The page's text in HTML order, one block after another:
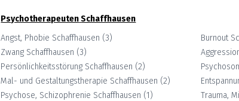
Psychotherapeuten Schaffhausen
Angst, Phobie Schaffhausen (3) Burnout
Zwang Schaffhausen (3)
Persönlichkeitsstörung Schaffhausen (2)
Mal- und Gestaltungstherapie Schaffhausen (2)
Psychose, Schizophrenie Schaffhausen (1) Trauma,